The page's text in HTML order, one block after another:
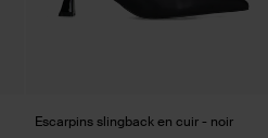
Escarpins slingback en cuir - noir